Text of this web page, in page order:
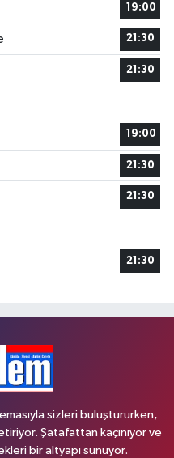
19:00
21:30
21:30
19:00
21:30
21:30
21:30
sizleri buluştururken,
Şatafattan kaçınıyor ve
bir altyapı sunuyor.